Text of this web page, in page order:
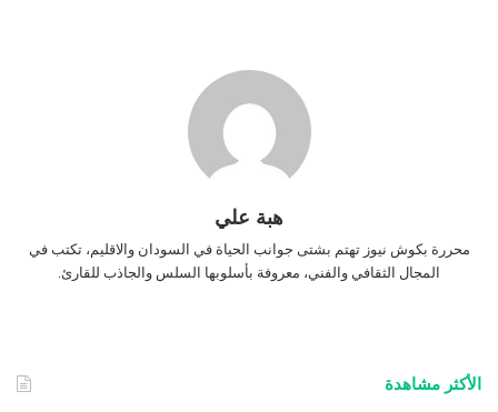
هبة علي
محررة بكوش نيوز تهتم بشتى جوانب الحياة في السودان والاقليم، تكتب في
المجال الثقافي والفني، معروفة بأسلوبها السلس والجاذب للقارئ.
الأكثر مشاهدة